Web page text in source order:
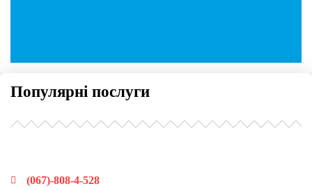
Популярні послуги
(067)-808-4-528